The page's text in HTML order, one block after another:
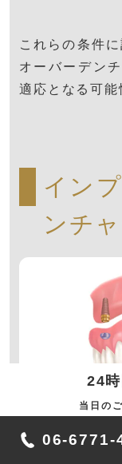
これらの条件
オーバーデン
適応となる可能
イン
ンチ
24
当日の
06-6771-